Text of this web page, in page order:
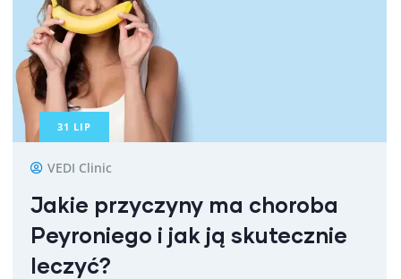
31 LIP
VEDI Clinic
Jakie przyczyny ma choroba
Peyroniego i jak ją skutecznie
leczyć?